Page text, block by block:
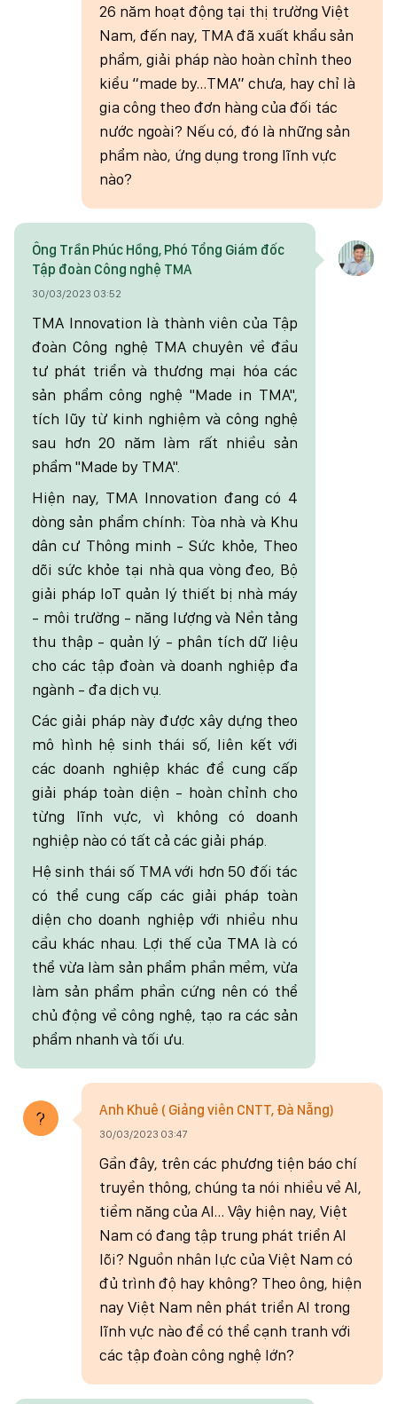
26 năm hoạt động tại thị trường Việt
Nam, đến nay, TMA đã xuất khẩu sản
phẩm, giải pháp nào hoàn chỉnh theo
kiểu “made by…TMA” chưa, hay chỉ là
gia công theo đơn hàng của đối tác
nước ngoài? Nếu có, đó là những sản
phẩm nào, ứng dụng trong lĩnh vực
nào?
Ông Trần Phúc Hồng, Phó Tổng Giám đốc
Tập đoàn Công nghệ TMA
30/03/2023 03:52
TMA Innovation là thành viên của Tập
đoàn Công nghệ TMA chuyên về đầu
tư phát triển và thương mại hóa các
sản phẩm công nghệ "Made in TMA",
tích lũy từ kinh nghiệm và công nghệ
sau hơn 20 năm làm rất nhiều sản
phẩm "Made by TMA".
Hiện nay, TMA Innovation đang có 4
dòng sản phẩm chính: Tòa nhà và Khu
dân cư Thông minh - Sức khỏe, Theo
dõi sức khỏe tại nhà qua vòng đeo, Bộ
giải pháp IoT quản lý thiết bị nhà máy
- môi trường - năng lượng và Nền tảng
thu thập - quản lý - phân tích dữ liệu
cho các tập đoàn và doanh nghiệp đa
ngành - đa dịch vụ.
Các giải pháp này được xây dựng theo
mô hình hệ sinh thái số, liên kết với
các doanh nghiệp khác để cung cấp
giải pháp toàn diện - hoàn chỉnh cho
từng lĩnh vực, vì không có doanh
nghiệp nào có tất cả các giải pháp.
Hệ sinh thái số TMA với hơn 50 đối tác
có thể cung cấp các giải pháp toàn
diện cho doanh nghiệp với nhiều nhu
cầu khác nhau. Lợi thế của TMA là có
thể vừa làm sản phẩm phần mềm, vừa
làm sản phẩm phần cứng nên có thể
chủ động về công nghệ, tạo ra các sản
phẩm nhanh và tối ưu.
Anh Khuê ( Giảng viên CNTT, Đà Nẵng)
30/03/2023 03:47
Gần đây, trên các phương tiện báo chí
truyền thông, chúng ta nói nhiều về AI,
tiềm năng của AI… Vậy hiện nay, Việt
Nam có đang tập trung phát triển AI
lõi? Nguồn nhân lực của Việt Nam có
đủ trình độ hay không? Theo ông, hiện
nay Việt Nam nên phát triển AI trong
lĩnh vực nào để có thể cạnh tranh với
các tập đoàn công nghệ lớn?